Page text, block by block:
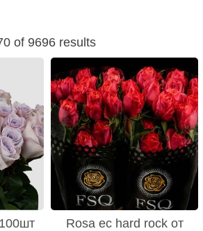
of 9696 results
Rosa ec hard rock от